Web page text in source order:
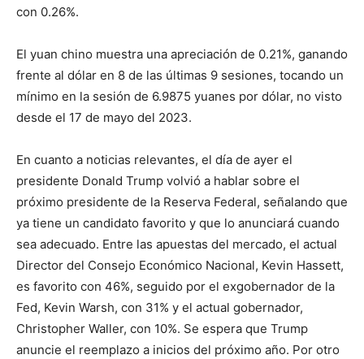
con 0.26%.
El yuan chino muestra una apreciación de 0.21%, ganando
frente al dólar en 8 de las últimas 9 sesiones, tocando un
mínimo en la sesión de 6.9875 yuanes por dólar, no visto
desde el 17 de mayo del 2023.
En cuanto a noticias relevantes, el día de ayer el
presidente Donald Trump volvió a hablar sobre el
próximo presidente de la Reserva Federal, señalando que
ya tiene un candidato favorito y que lo anunciará cuando
sea adecuado. Entre las apuestas del mercado, el actual
Director del Consejo Económico Nacional, Kevin Hassett,
es favorito con 46%, seguido por el exgobernador de la
Fed, Kevin Warsh, con 31% y el actual gobernador,
Christopher Waller, con 10%. Se espera que Trump
anuncie el reemplazo a inicios del próximo año. Por otro